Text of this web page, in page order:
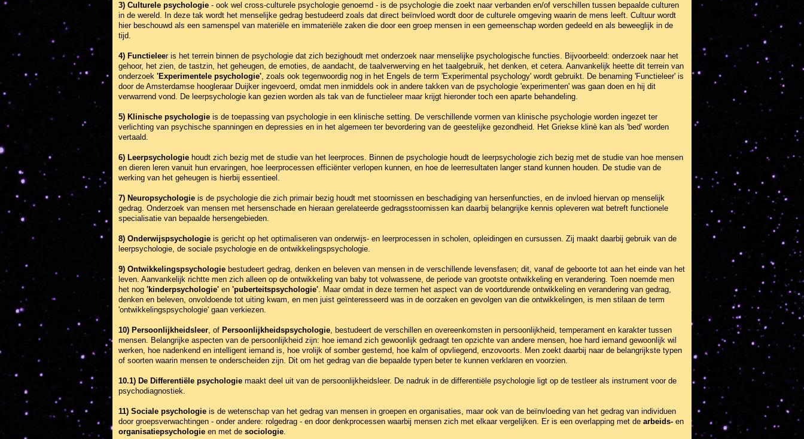
3) Culturele psychologie - ook wel cross-culturele psychologie genoemd - is de psychologie die zoekt naar verbanden en/of verschillen tussen bepaalde culturen
in de wereld. In deze tak wordt het menselijke gedrag bestudeerd zoals dat direct beïnvloed wordt door de culturele omgeving waarin de mens leeft. Cultuur wordt
hier beschouwd als een samenspel van materiële en immateriële zaken die door een groep mensen in een gemeenschap worden gedeeld en als beweeglijk in de
tijd.
4) Functieleer is het terrein binnen de psychologie dat zich bezighoudt met onderzoek naar menselijke psychologische functies. Bijvoorbeeld: onderzoek naar het
gehoor, het zien, de tastzin, het geheugen, de emoties, de aandacht, de taalverwerving en het taalgebruik, het denken, et cetera. Aanvankelijk heette dit terrein van
onderzoek 'Experimentele psychologie', zoals ook tegenwoordig nog in het Engels de term 'Experimental psychology' wordt gebruikt. De benaming 'Functieleer' is
door de Amsterdamse hoogleraar Duijker ingevoerd, omdat men inmiddels ook in andere takken van de psychologie 'experimenten' was gaan doen en hij dit
verwarrend vond. De leerpsychologie kan gezien worden als tak van de functieleer maar krijgt hieronder toch een aparte behandeling.
5) Klinische psychologie is de toepassing van psychologie in een klinische setting. De verschillende vormen van klinische psychologie worden ingezet ter
verlichting van psychische spanningen en depressies en in het algemeen ter bevordering van de geestelijke gezondheid. Het Griekse klinè kan als 'bed' worden
vertaald.
6) Leerpsychologie houdt zich bezig met de studie van het leerproces. Binnen de psychologie houdt de leerpsychologie zich bezig met de studie van hoe mensen
en dieren leren vanuit hun ervaringen, hoe leerprocessen efficiënter verlopen kunnen, en hoe de leerresultaten langer stand kunnen houden. De studie van de
werking van het geheugen is hierbij essentieel.
7) Neuropsychologie is de psychologie die zich primair bezig houdt met stoornissen en beschadiging van hersenfuncties, en de invloed hiervan op menselijk
gedrag. Onderzoek van mensen met hersenschade en hieraan gerelateerde gedragsstoornissen kan daarbij belangrijke kennis opleveren wat betreft functionele
specialisatie van bepaalde hersengebieden.
8) Onderwijspsychologie is gericht op het optimaliseren van onderwijs- en leerprocessen in scholen, opleidingen en cursussen. Zij maakt daarbij gebruik van de
leerpsychologie, de sociale psychologie en de ontwikkelingspsychologie.
9) Ontwikkelingspsychologie bestudeert gedrag, denken en beleven van mensen in de verschillende levensfasen; dit, vanaf de geboorte tot aan het einde van het
leven. Aanvankelijk richtte men zich alleen op de ontwikkeling van baby tot volwassene, de periode van grootste ontwikkeling en verandering. Toen noemde men
het nog 'kinderpsychologie' en 'puberteitspsychologie'. Maar omdat in deze termen het aspect van de voortdurende ontwikkeling en verandering van gedrag,
denken en beleven, onvoldoende tot uiting kwam, en men juist geïnteresseerd was in de oorzaken en gevolgen van die ontwikkelingen, is men stilaan de term
'ontwikkelingspsychologie' gaan verkiezen.
10) Persoonlijkheidsleer, of Persoonlijkheidspsychologie, bestudeert de verschillen en overeenkomsten in persoonlijkheid, temperament en karakter tussen
mensen. Belangrijke aspecten van de persoonlijkheid zijn: hoe iemand zich gewoonlijk gedraagt ten opzichte van andere mensen, hoe hard iemand gewoonlijk wil
werken, hoe nadenkend en intelligent iemand is, hoe vrolijk of somber gestemd, hoe kalm of opvliegend, enzovoorts. Men zoekt daarbij naar de belangrijkste typen
of soorten waarin mensen te onderscheiden zijn. Dit om het gedrag van die bepaalde typen beter te kunnen verklaren en voorzien.
10.1) De Differentiële psychologie maakt deel uit van de persoonlijkheidsleer. De nadruk in de differentiële psychologie ligt op de testleer als instrument voor de
psychodiagnostiek.
11) Sociale psychologie is de wetenschap van het gedrag van mensen in groepen en organisaties, maar ook van de beïnvloeding van het gedrag van individuen
door groepsverwachtingen - onder andere: rolgedrag - en door denkprocessen waarbij mensen zich met elkaar vergelijken. Er is een overlapping met de arbeids- en
organisatiepsychologie en met de sociologie.